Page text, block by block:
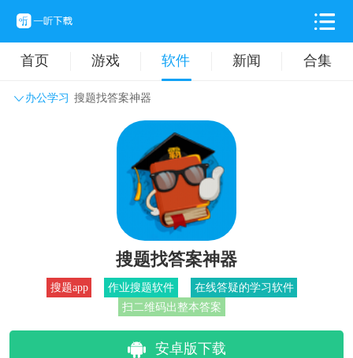
首页 游戏 软件 新闻 合集
办公学习 搜题找答案神器
主题壁纸 旅游出行
拍摄美化 时尚购物
搜题找答案神器
搜题app 作业搜题软件
在线答疑的学习软件
扫二维码出整本答案
安卓版下载